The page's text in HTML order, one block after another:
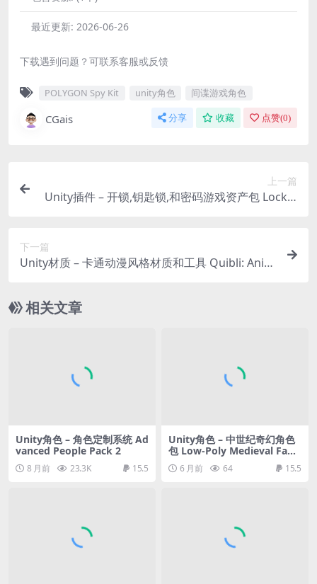
最近更新: 2026-06-26
下载遇到问题？可联系客服或反馈
POLYGON Spy Kit unity角色 间谍游戏角色
CGais 分享 收藏 点赞(0)
上一篇
Unity插件 – 开锁,钥匙锁,和密码游戏资产包 Lockpi
下一篇
Unity材质 – 卡通动漫风格材质和工具 Quibli: Anim
相关文章
Unity角色 – 角色定制系统 Ad
vanced People Pack 2
8 月前 23.3K 15.5
Unity角色 – 中世纪奇幻角色
包 Low-Poly Medieval Fant
asy – Biped Creatures Pack
6 月前 64 15.5